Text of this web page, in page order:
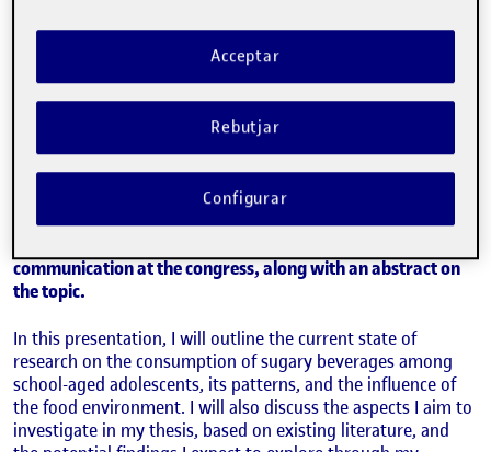
Name of the activity:VII Congreso de Alimentación,
Nutrición y Dietética – I Congreso Internacional de la
Academia Española de Nutrición y Dietética
Description of the activity:
I will be participating in a congress where I will present a
communication related to my thesis.
take place in the future, the work is already in progress this
communication at the congress, along with an abstract on
the topic.
In this presentation, I will outline the current state of
research on the consumption of sugary beverages among
school-aged adolescents, its patterns, and the influence of
the food environment. I will also discuss the aspects I aim to
investigate in my thesis, based on existing literature, and
Rebutjar
Acceptar
Configurar